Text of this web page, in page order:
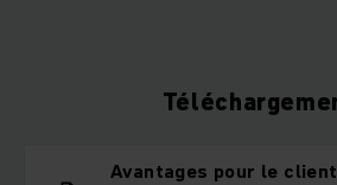
Avantages pour le